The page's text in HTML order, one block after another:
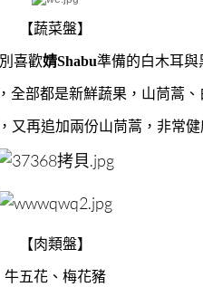
【蔬菜盤】
喜歡婧Shabu準備的白木耳與
全部都是新鮮蔬果，山茼蒿、
又再追加兩份山茼蒿，非常健
【肉類盤】
牛五花、梅花豬